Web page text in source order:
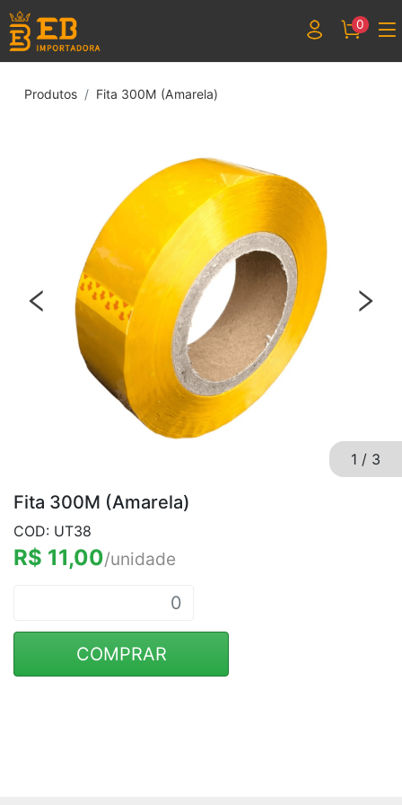
0
Produtos Fita 300M (Amarela)
1 / 3
Fita 300M (Amarela)
COD: UT38
R$ 11,00/unidade
COMPRAR